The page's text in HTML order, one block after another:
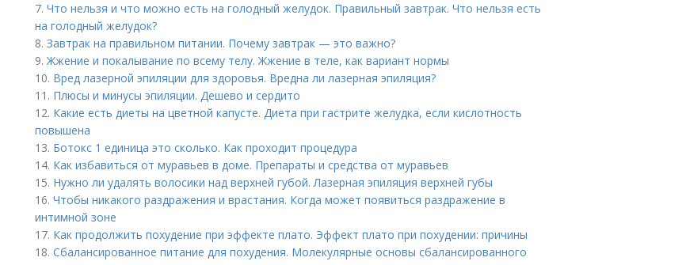
7. Что нельзя и что можно есть на голодный желудок. Правильный завтрак. Что нельзя есть
на голодный желудок?
8. Завтрак на правильном питании. Почему завтрак — это важно?
9.Жжение и покалывание по всему телу. Жжение в теле, как вариант нормы
10. Вред лазерной эпиляции для здоровья. Вредна ли лазерная эпиляция?
11. Плюсы и минусы эпиляции. Дешево и сердито
12. Какие есть диеты на цветной капусте. Диета при гастрите желудка, если кислотность
повышена
13. Ботокс 1 единица это сколько. Как проходит процедура
14. Как избавиться от муравьев в доме. Препараты и средства от муравьев
15. Нужно ли удалять волосики над верхней губой. Лазерная эпиляция верхней губы
16. Чтобы никакого раздражения и врастания. Когда может появиться раздражение в
интимной зоне
17. Как продолжить похудение при эффекте плато. Эффект плато при похудении: причины
18. Сбалансированное питание для похудения. Молекулярные основы сбалансированного